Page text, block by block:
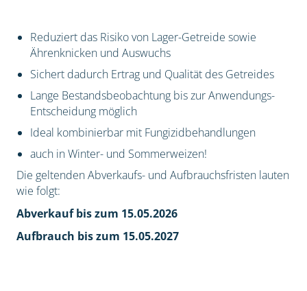
Reduziert das Risiko von Lager-Getreide sowie
Ährenknicken und Auswuchs
Sichert dadurch Ertrag und Qualität des Getreides
Lange Bestandsbeobachtung bis zur Anwendungs-
Entscheidung möglich
Ideal kombinierbar mit Fungizidbehandlungen
auch in Winter- und Sommerweizen!
Die geltenden Abverkaufs- und Aufbrauchsfristen lauten
wie folgt:
Abverkauf bis zum 15.05.2026
Aufbrauch bis zum 15.05.2027